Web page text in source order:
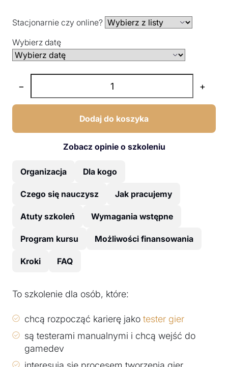
Stacjonarnie czy online?
Wybierz datę
− +
Dodaj do koszyka
Zobacz opinie o szkoleniu
Organizacja Dla kogo
Czego się nauczysz Jak pracujemy
Atuty szkoleń Wymagania wstępne
Program kursu Możliwości finansowania
Kroki FAQ
To szkolenie dla osób, które:
chcą rozpocząć karierę jako tester gier
są testerami manualnymi i chcą wejść do
gamedev